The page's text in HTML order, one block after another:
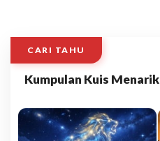
CARI TAHU
Kumpulan Kuis Menarik